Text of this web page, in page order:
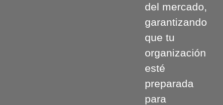
del mercado,
garantizando
que tu
organización
esté
preparada
para